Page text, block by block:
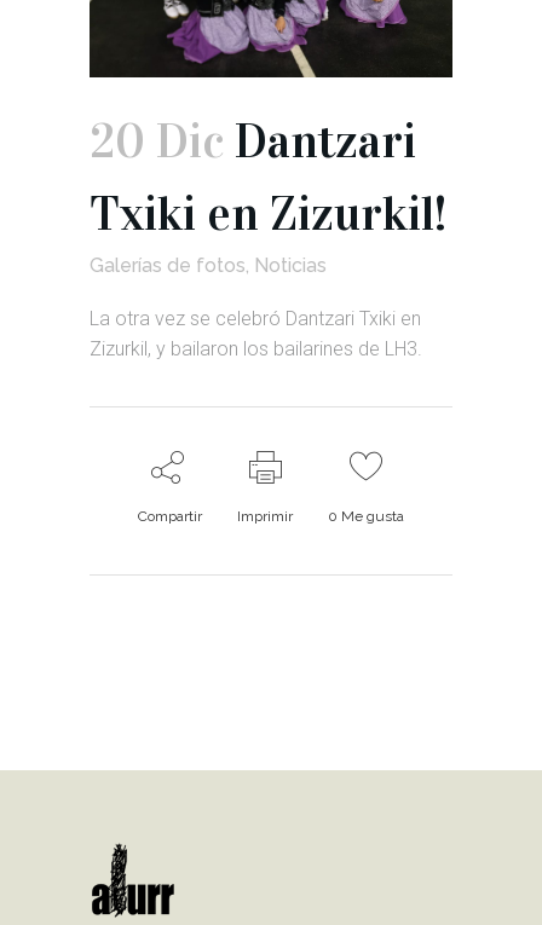
20 Dic Dantzari
Txiki en Zizurkil!
Galerías de fotos, Noticias
La otra vez se celebró Dantzari Txiki en
Zizurkil, y bailaron los bailarines de LH3.
Compartir Imprimir 0 Me gusta